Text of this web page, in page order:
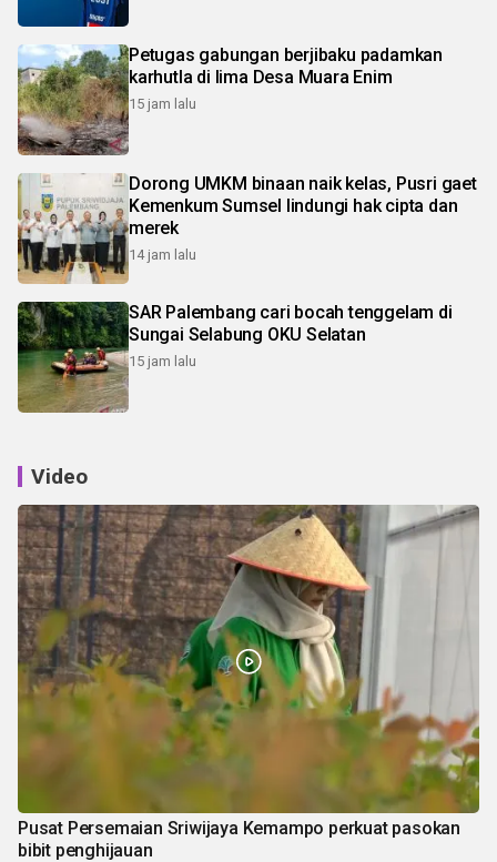
Petugas gabungan berjibaku padamkan
karhutla di lima Desa Muara Enim
15 jam lalu
Dorong UMKM binaan naik kelas, Pusri gaet
Kemenkum Sumsel lindungi hak cipta dan
merek
14 jam lalu
SAR Palembang cari bocah tenggelam di
Sungai Selabung OKU Selatan
15 jam lalu
Video
Pusat Persemaian Sriwijaya Kemampo perkuat pasokan
bibit penghijauan